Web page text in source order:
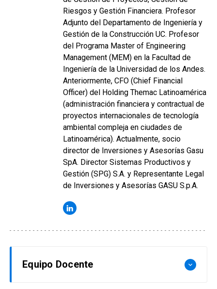
Riesgos y Gestión Financiera. Profesor
Adjunto del Departamento de Ingeniería y
Gestión de la Construcción UC. Profesor
del Programa Master of Engineering
Management (MEM) en la Facultad de
Ingeniería de la Universidad de los Andes.
Anteriormente, CFO (Chief Financial
Officer) del Holding Themac Latinoamérica
(administración financiera y contractual de
proyectos internacionales de tecnología
ambiental compleja en ciudades de
Latinoamérica). Actualmente, socio
director de Inversiones y Asesorías Gasu
SpA. Director Sistemas Productivos y
Gestión (SPG) S.A. y Representante Legal
de Inversiones y Asesorías GASU S.p.A.
Equipo Docente keyboard_arrow_down